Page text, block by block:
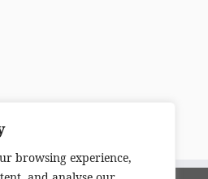
browsing experience,